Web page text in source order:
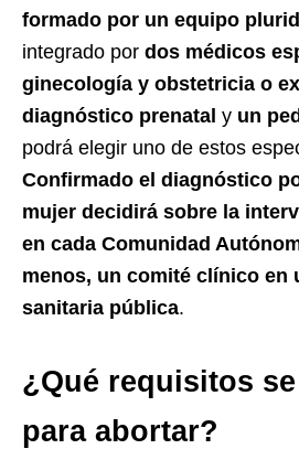
formado por un equipo
integrado por dos médicos
ginecología y obstetricia o
diagnóstico prenatal y un
podrá elegir uno de estos
Confirmado el diagnóstico
mujer decidirá sobre la
en cada Comunidad
menos, un comité clínico en
sanitaria pública.
¿Qué requisitos
para abortar?